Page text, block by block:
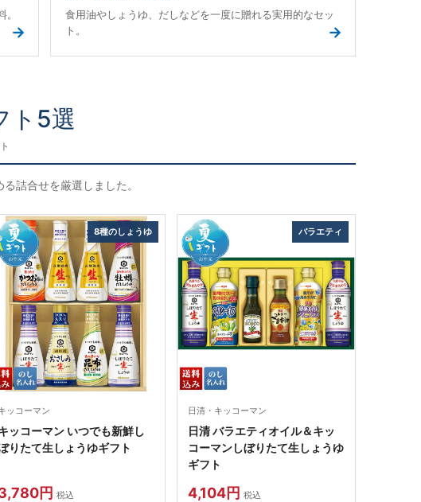
→
食用油やしょうゆ、だしなどを一度に贈れる実用的なセッ
ト。
→
ト5選
詰合せを厳選しました。
8種のしょうゆ
ッコーマン
ッコーマン いつでも新鮮し
りたて生しょうゆギフト
円税込
バラエティ
日清・キッコーマン
日清 バラエティオイル＆キッ
コーマンしぼりたて生しょうゆ
ギフト
4,104円税込